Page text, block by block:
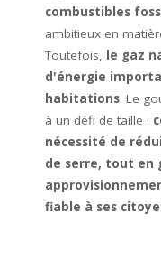
combustibles
ambitieux en
Toutefois, le gaz
d'énergie
habitations. Le
à un défi de taille :
nécessité de
de serre, tout en
fiable à ses